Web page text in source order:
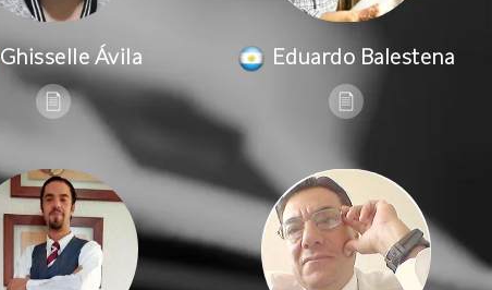
Ghisselle Ávila Eduardo Balestena